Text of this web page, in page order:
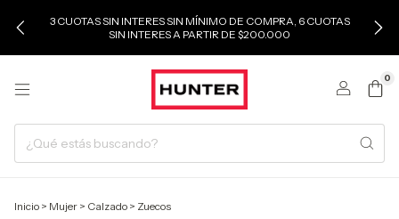
3 CUOTAS SIN INTERES SIN MÍNIMO DE COMPRA, 6 CUOTAS
SIN INTERES A PARTIR DE $200.000
0
Inicio > Mujer > Calzado > Zuecos